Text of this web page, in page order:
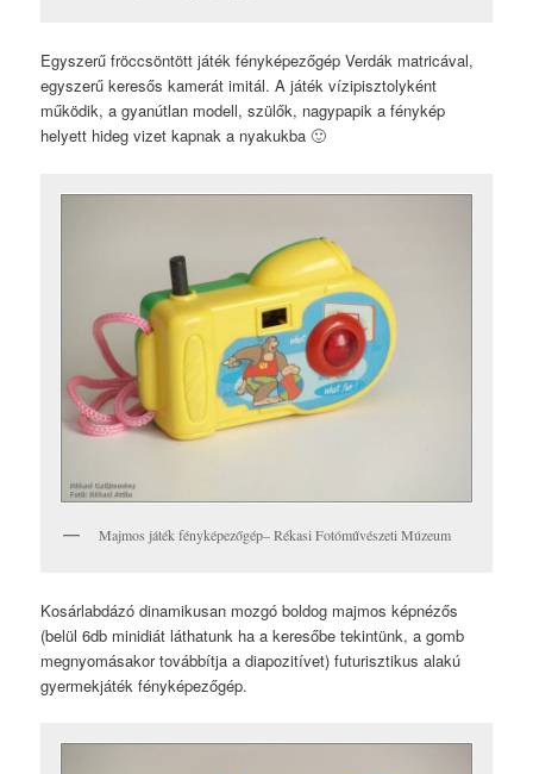
Egyszerű fröccsöntött játék fényképezőgép Verdák matricával,
egyszerű keresős kamerát imitál. A játék vízipisztolyként
működik, a gyanútlan modell, szülők, nagypapik a fénykép
helyett hideg vizet kapnak a nyakukba 🙂
Majmos játék fényképezőgép– Rékasi Fotóművészeti Múzeum
Kosárlabdázó dinamikusan mozgó boldog majmos képnézős
(belül 6db minidiát láthatunk ha a keresőbe tekintünk, a gomb
megnyomásakor továbbítja a diapozitívet) futurisztikus alakú
gyermekjáték fényképezőgép.